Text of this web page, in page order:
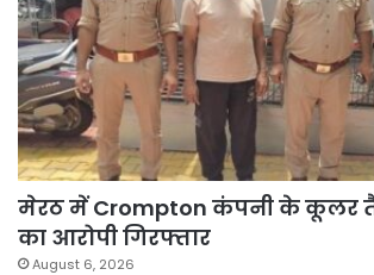
मेरठ में Crompton कंपनी के कूलर
का आरोपी गिरफ्तार
August 6, 2026